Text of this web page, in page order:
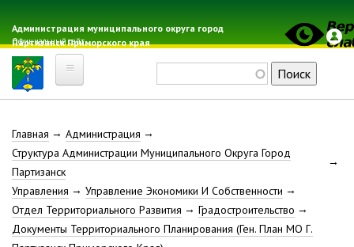
основному
содержанию
Администрация муниципального округа город
Партизанск Приморского края
Официальный сайт
Главная
Электронная почта
Местные налоги
Расписание автобусов
Расписание электричек
Строка
навигации
Главная
Администрация
Структура Администрации Муниципального Округа Город
Партизанск
Управления
Управление Экономики И Собственности
Отдел Территориального Развития
Градостроительство
Документы Территориального Планирования (Ген. План МО Г.